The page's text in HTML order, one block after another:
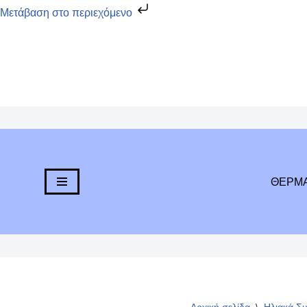
Μετάβαση στο περιεχόμενο